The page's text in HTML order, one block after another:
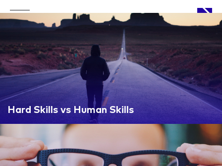
Hard Skills vs Human Skills
APPROACH
WORKS